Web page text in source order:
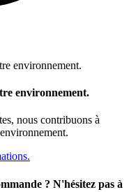
environnement.
nous contribuons à
? N'hésitez pas à